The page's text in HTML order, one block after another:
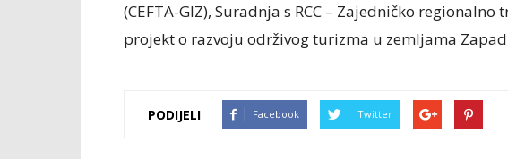
(CEFTA-GIZ), Suradnja s RCC – Zajedničko regionalno
projekt o razvoju održivog turizma u zemljama
PODIJELI Facebook Twitter